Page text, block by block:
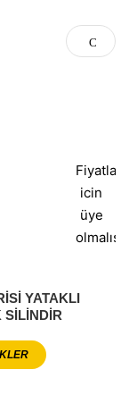
Fiyatlar
icin
üye
YATAKLI
SİLİNDİR